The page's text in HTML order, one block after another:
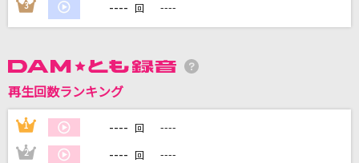
家族や友達と一緒に！練習にも！
3 ---- 回 ----
再生回数ランキング
1 ---- 回 ----
2 ---- 回 ----